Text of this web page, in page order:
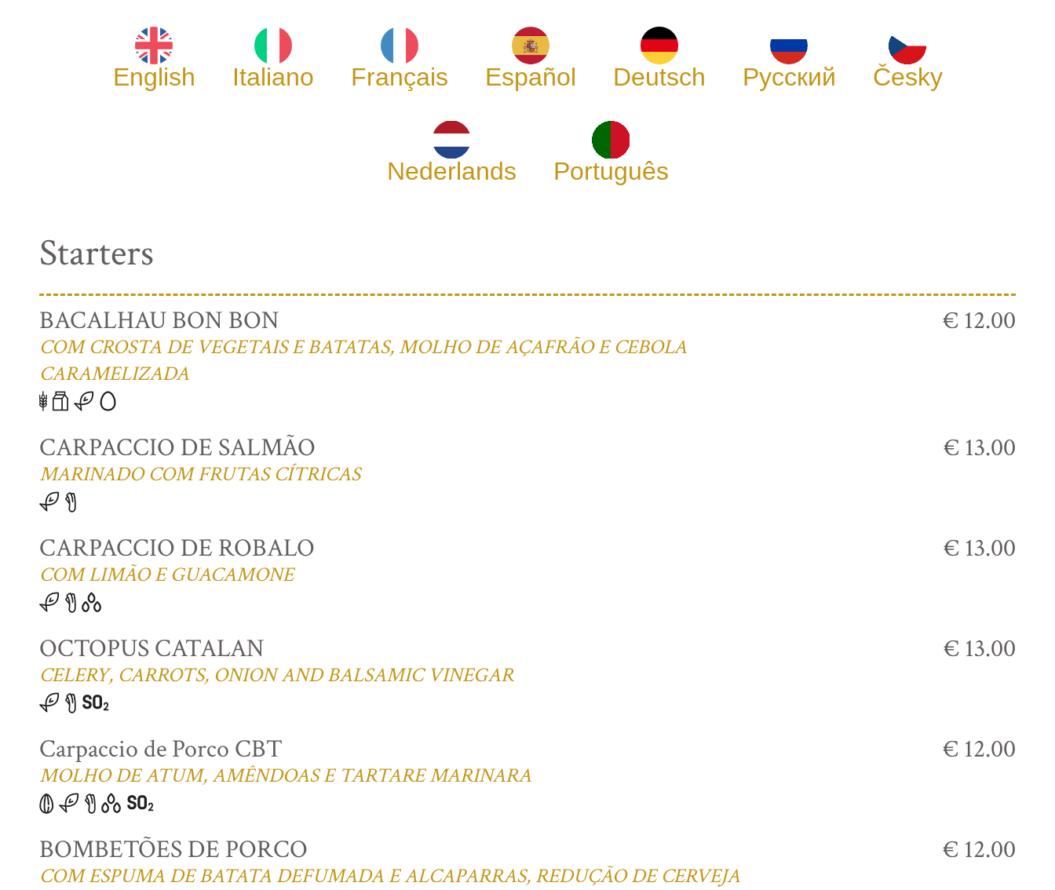
English Italiano Français Español Deutsch Русский Česky
Nederlands Português
Starters
BACALHAU BON BON
COM CROSTA DE VEGETAIS E BATATAS, MOLHO DE AÇAFRÃO E CEBOLA
CARAMELIZADA
€ 12.00
CARPACCIO DE SALMÃO
MARINADO COM FRUTAS CÍTRICAS
€ 13.00
CARPACCIO DE ROBALO
COM LIMÃO E GUACAMONE
€ 13.00
OCTOPUS CATALAN
CELERY, CARROTS, ONION AND BALSAMIC VINEGAR
€ 13.00
Carpaccio de Porco CBT
MOLHO DE ATUM, AMÊNDOAS E TARTARE MARINARA
€ 12.00
BOMBETÕES DE PORCO
COM ESPUMA DE BATATA DEFUMADA E ALCAPARRAS, REDUÇÃO DE CERVEJA
€ 12.00